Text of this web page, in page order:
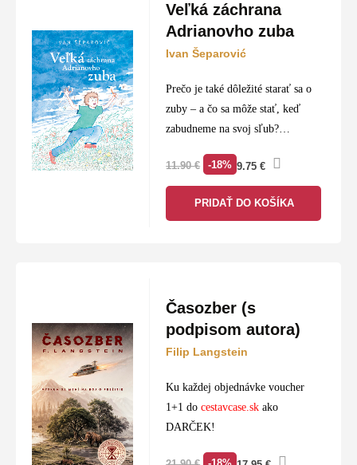
Tituly, ktoré sa práve dostávajú na pulty
a definujú čitateľské trendy tohto mesiaca.
Rozmanitosť:Pravidelne aktualizovaná ponuka
pôvodnej slovenskej tvorby aj svetových
bestsellerov.
Dostupnosť:Najčerstvejšie tituly mesiaca skladom
Veľká záchrana
Adrianovho zuba
Ivan Šeparović
Prečo je také dôležité starať sa o
zuby – a čo sa môže stať, keď
zabudneme na svoj sľub?
svete, kde sa zrazu ukáže, akú…
11.90€ -18% 9.75 €
PRIDAŤ DO KOŠÍKA
Časozber (s
podpisom autora)
Filip Langstein
Ku každej objednávke voucher
1+1 docestavcase.sk ako
DARČEK!